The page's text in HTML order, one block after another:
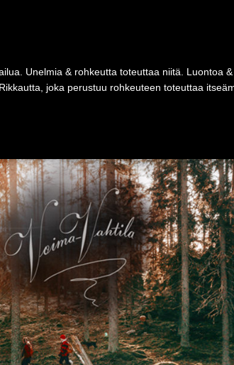
Unelmia & rohkeutta toteuttaa niitä. Luontoa
joka perustuu rohkeuteen toteuttaa